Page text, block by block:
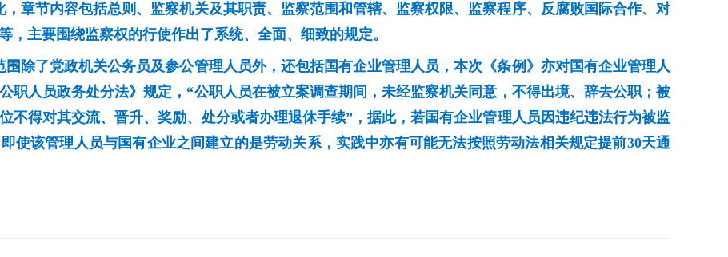
，章节内容包括总则、监察机关及其职责、监察范围和管辖、监察权限、监察程序、反腐败国际合作、对
，主要围绕监察权的行使作出了系统、全面、细致的规定。
围除了党政机关公务员及参公管理人员外，还包括国有企业管理人员，本次《条例》亦对国有企业管理人
职人员政务处分法》规定，“公职人员在被立案调查期间，未经监察机关同意，不得出境、辞去公职；被
不得对其交流、晋升、奖励、处分或者办理退休手续”，据此，若国有企业管理人员因违纪违法行为被监
使该管理人员与国有企业之间建立的是劳动关系，实践中亦有可能无法按照劳动法相关规定提前30天通